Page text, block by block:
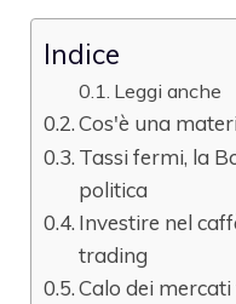
Indice
Leggi anche
Cos'è una
Tassi fermi, la
politica
Investire nel
trading
Calo dei